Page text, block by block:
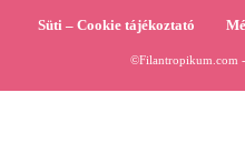
Süti – Cookie tájékoztató
©Filantropikum.com